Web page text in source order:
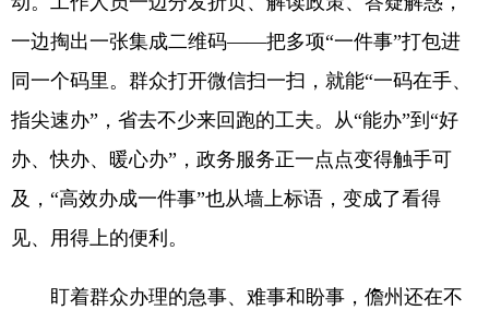
一边掏出一张集成二维码——把多项“一件事”打包进
同一个码里。群众打开微信扫一扫，就能“一码在手、
指尖速办”，省去不少来回跑的工夫。从“能办”到“好
办、快办、暖心办”，政务服务正一点点变得触手可
及，“高效办成一件事”也从墙上标语，变成了看得
见、用得上的便利。
盯着群众办理的急事、难事和盼事，儋州还在不